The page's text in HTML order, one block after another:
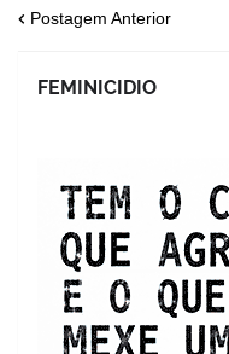
Postagem Anterior
FEMINICIDIO